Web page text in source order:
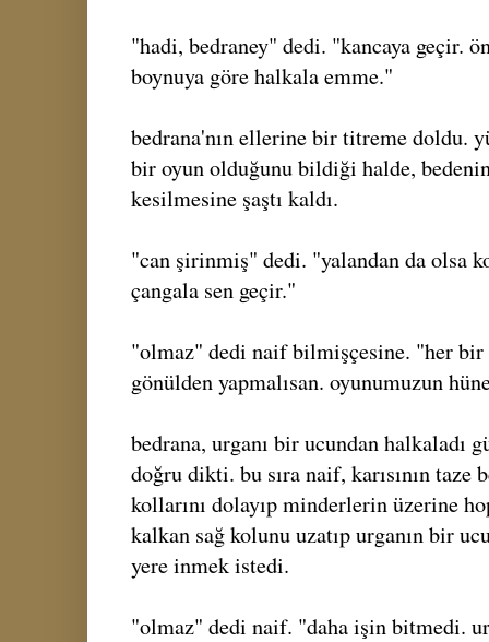
"hadi, bedraney" dedi. "kancaya geçir.
boynuya göre halkala emme."
bedrana'nın ellerine bir titreme doldu.
bir oyun olduğunu bildiği halde,
kesilmesine şaştı kaldı.
"can şirinmiş" dedi. "yalandan da olsa
çangala sen geçir."
"olmaz" dedi naif bilmişçesine. "her bir
gönülden yapmalısan. oyunumuzun
bedrana, urganı bir ucundan halkaladı
doğru dikti. bu sıra naif, karısının taze
kollarını dolayıp minderlerin üzerine
kalkan sağ kolunu uzatıp urganın bir
yere inmek istedi.
"olmaz" dedi naif. "daha işin bitmedi.